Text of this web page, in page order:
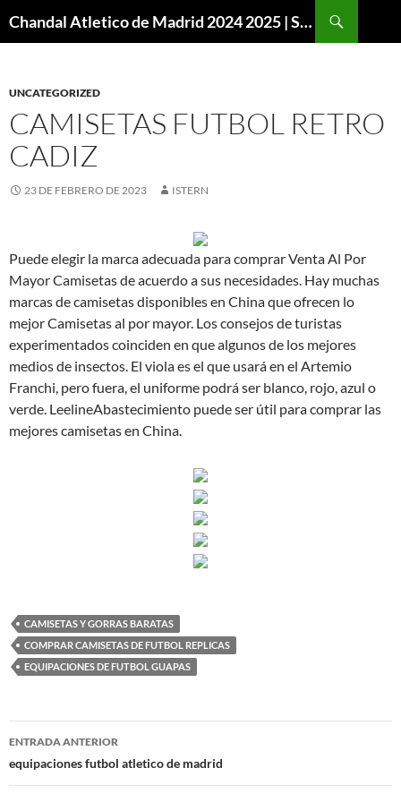
Chandal Atletico de Madrid 2024 2025 | SuperVigo
UNCATEGORIZED
CAMISETAS FUTBOL RETRO
CADIZ
23 DE FEBRERO DE 2023 ISTERN
Puede elegir la marca adecuada para comprar Venta Al Por
Mayor Camisetas de acuerdo a sus necesidades. Hay muchas
marcas de camisetas disponibles en China que ofrecen lo
mejor Camisetas al por mayor. Los consejos de turistas
experimentados coinciden en que algunos de los mejores
medios de insectos. El viola es el que usará en el Artemio
Franchi, pero fuera, el uniforme podrá ser blanco, rojo, azul o
verde. LeelineAbastecimiento puede ser útil para comprar las
mejores camisetas en China.
CAMISETAS Y GORRAS BARATAS
COMPRAR CAMISETAS DE FUTBOL REPLICAS
EQUIPACIONES DE FUTBOL GUAPAS
Navegación
de
ENTRADA ANTERIOR
equipaciones futbol atletico de madrid